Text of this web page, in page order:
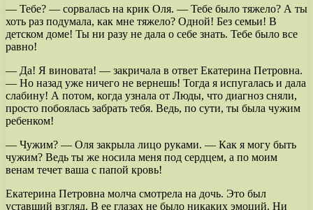
— Тебе? — сорвалась на крик Оля. — Тебе было тяжело? А ты
хоть раз подумала, как мне тяжело? Одной! Без семьи! В
детском доме! Ты ни разу не дала о себе знать. Тебе было все
равно!
— Да! Я виновата! — закричала в ответ Екатерина Петровна.
— Но назад уже ничего не вернешь! Тогда я испугалась и дала
слабину! А потом, когда узнала от Люды, что диагноз сняли,
просто побоялась забрать тебя. Ведь, по сути, ты была чужим
ребенком!
— Чужим? — Оля закрыла лицо руками. — Как я могу быть
чужим? Ведь ты же носила меня под сердцем, а по моим
венам течет ваша с папой кровь!
Екатерина Петровна молча смотрела на дочь. Это был
уставший взгляд. В ее глазах не было никаких эмоций. Ни